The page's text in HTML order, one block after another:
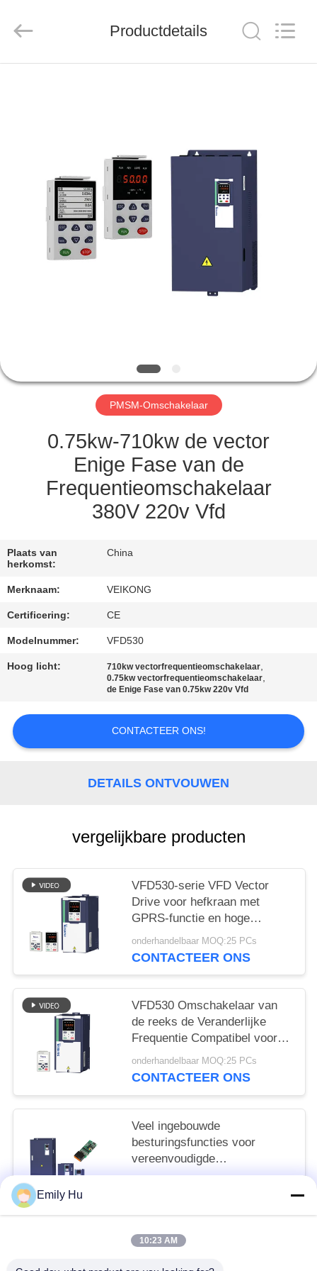
ONGEVEER
FABRIEKSREIS
NIEUWS
VERZOEK
OM EEN
CITAAT
PRIVACYBELEID
Ltd..
Productdetails
PMSM-Omschakelaar
0.75kw-710kw de vector
Enige Fase van de
Frequentieomschakelaar
380V 220v Vfd
Plaats van
herkomst:
China
Merknaam: VEIKONG
Certificering: CE
Modelnummer: VFD530
Hoog licht: 710kw vectorfrequentieomschakelaar,
0.75kw vectorfrequentieomschakelaar,
de Enige Fase van 0.75kw 220v Vfd
CONTACTEER ONS!
DETAILS ONTVOUWEN
vergelijkbare producten
VFD530-serie VFD Vector
Drive voor hefkraan met
GPRS-functie en hoge
capaciteit
onderhandelbaar MOQ:25 PCs
CONTACTEER ONS
VFD530 Omschakelaar van
de reeks de Veranderlijke
Frequentie Compatibel voor
IM en PMSM
onderhandelbaar MOQ:25 PCs
CONTACTEER ONS
Veel ingebouwde
besturingsfuncties voor
vereenvoudigde
automatisering en
Emily Hu
10:23 AM